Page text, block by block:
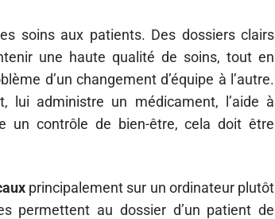
soins aux patients. Des dossiers clairs
une haute qualité de soins, tout en
d’un changement d’équipe à l’autre.
lui administre un médicament, l’aide à
un contrôle de bien-être, cela doit être
principalement sur un ordinateur plutôt
permettent au dossier d’un patient de